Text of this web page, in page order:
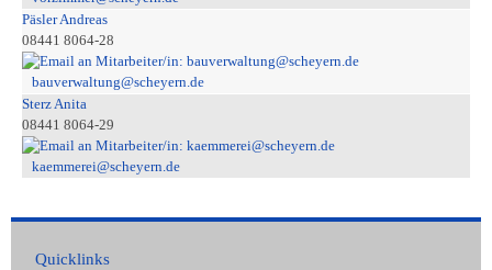
Päsler Andreas
08441 8064-28
bauverwaltung@scheyern.de
Sterz Anita
08441 8064-29
kaemmerei@scheyern.de
Quicklinks